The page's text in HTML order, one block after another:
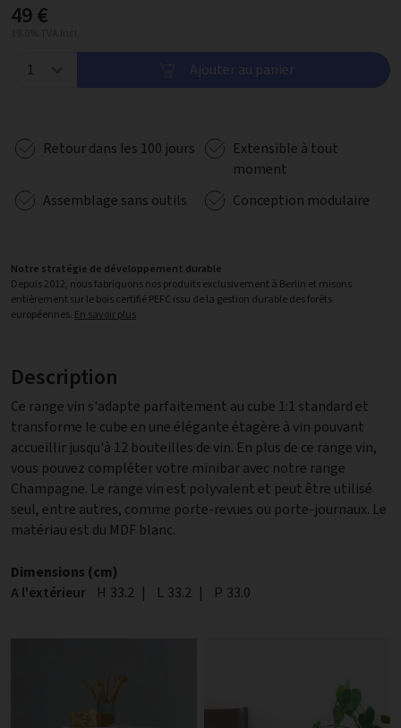
49 €
Ajouter au panier
Retour dans les 100 jours
Extensible à tout
moment
Assemblage sans outils
Conception modulaire
Notre stratégie de développement durable
Depuis 2012, nous fabriquons nos produits exclusivement à Berlin et misons
entièrement sur le bois certifié PEFC issu de la gestion durable des forêts
européennes. En savoir plus
Description
Ce range vin s'adapte parfaitement au cube 1:1 standard et
transforme le cube en une élégante étagère à vin pouvant
accueillir jusqu'à 12 bouteilles de vin. En plus de ce range vin,
vous pouvez compléter votre minibar avec notre range
Champagne. Le range vin est polyvalent et peut être utilisé
seul, entre autres, comme porte-revues ou porte-journaux. Le
matériau est du MDF blanc.
Dimensions (cm)
A l'extérieur
Hauteur
H 33.2 | Largeur
L 33.2 | Profondeur
P 33.0